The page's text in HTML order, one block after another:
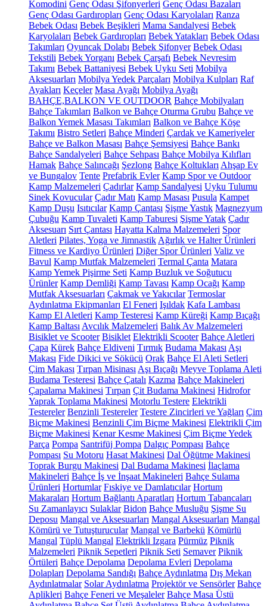
Komodini Genç Odası Şifonyerleri Genç Odası Bazaları
Genç Odası Gardıropları Genç Odası Karyolaları Ranza
Bebek Odası Bebek Beşikleri Mama Sandalyesi Bebek
Karyolaları Bebek Gardıropları Bebek Yatakları Bebek Odası
Takımları Oyuncak Dolabı Bebek Şifonyer Bebek Odası
Tekstili Bebek Yorganı Bebek Çarşafı Bebek Nevresim
Takımı Bebek Battaniyesi Bebek Uyku Seti Mobilya
Aksesuarları Mobilya Yedek Parçaları Mobilya Kulpları Raf
Ayakları Keçeler Masa Ayağı Mobilya Ayağı
BAHÇE,BALKON VE OUTDOOR Bahçe Mobilyaları
Bahçe Takımları Balkon ve Bahçe Oturma Grubu Bahçe ve
Balkon Yemek Masası Takımları Balkon ve Bahçe Köşe
Takımı Bistro Setleri Bahçe Minderi Çardak ve Kameriyeler
Bahçe ve Balkon Masası Bahçe Şemsiyesi Bahçe Bankı
Bahçe Sandalyeleri Bahçe Sehpası Bahçe Mobilya Kılıfları
Hamak Bahçe Salıncağı Şezlong Bahçe Koltukları Ahşap Ev
ve Bungalov Tente Prefabrik Evler Kamp Spor ve Outdoor
Kamp Malzemeleri Çadırlar Kamp Sandalyesi Uyku Tulumu
Sinek Kovucular Çadır Matı Kamp Masası Pusula Kampet
Kamp Duşu Isıtıcılar Kamp Çantası Şişme Yastık Magnezyum
Çubuğu Kamp Tuvaleti Kamp Taburesi Şişme Yatak Çadır
Aksesuarı Sırt Çantası Hayatta Kalma Malzemeleri Spor
Aletleri Pilates, Yoga ve Jimnastik Ağırlık ve Halter Ürünleri
Fitness ve Kardiyo Ürünleri Diğer Spor Ürünleri Valiz ve
Bavul Kamp Mutfak Malzemeleri Termal Çanta Matara
Kamp Yemek Pişirme Seti Kamp Buzluk ve Soğutucu
Ürünler Kamp Demliği Kamp Tavası Kamp Ocağı Kamp
Mutfak Aksesuarları Çakmak ve Yakıcılar Termoslar
Aydınlatma Ekipmanları El Feneri Işıldak Kafa Lambası
Kamp El Aletleri Kamp Testeresi Kamp Küreği Kamp Bıçağı
Kamp Baltası Avcılık Malzemeleri Balık Av Malzemeleri
Bisiklet ve Scooter Bisiklet Elektrikli Scooter Bahçe Aletleri
Çapa Kürek Bahçe Eldiveni Tırmık Budama Makası Aşı
Makası Fide Dikici ve Sökücü Orak Bahçe El Aleti Setleri
Çim Makası Tırpan Misinası Aşı Bıçağı Meyve Toplama Aleti
Budama Testeresi Bahçe Çatalı Kazma Bahçe Makineleri
Çapalama Makinesi Tırpan Çit Budama Makinesi Hidrofor
Yaprak Toplama Makinesi Motorlu Testere Elektrikli
Testereler Benzinli Testereler Testere Zincirleri ve Yağları Çim
Biçme Makinesi Benzinli Çim Biçme Makinesi Elektrikli Çim
Biçme Makinesi Kenar Kesme Makinesi Çim Biçme Yedek
Parça Pompa Santrifüj Pompa Dalgıç Pompası Bahçe
Pompası Su Motoru Hasat Makinesi Dal Öğütme Makinesi
Toprak Burgu Makinesi Dal Budama Makinesi İlaçlama
Makineleri Bahçe İş ve İnşaat Makineleri Bahçe Sulama
Ürünleri Hortumlar Fıskiye ve Damlatıcılar Hortum
Makaraları Hortum Bağlantı Aparatları Hortum Tabancaları
Su Zamanlayıcı Sulaklar Bidon Bahçe Musluğu Şişme Su
Deposu Mangal ve Aksesuarları Mangal Aksesuarları Mangal
Kömürü ve Tutuşturucular Mangal ve Barbekü Kömürlü
Mangal Tüplü Mangal Elektrikli Izgara Pürmüz Piknik
Malzemeleri Piknik Sepetleri Piknik Seti Semaver Piknik
Örtüleri Bahçe Depolama Depolama Evleri Depolama
Dolapları Depolama Sandığı Bahçe Aydınlatma Dış Mekan
Aydınlatmalar Solar Aydınlatma Projektör ve Sensörler Bahçe
Aplikleri Bahçe Feneri ve Meşaleler Bahçe Masa Üstü